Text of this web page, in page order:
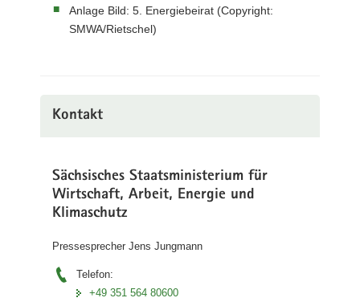
Anlage Bild: 5. Energiebeirat (Copyright:
SMWA/Rietschel)
Kontakt
Sächsisches Staatsministerium für
Wirtschaft, Arbeit, Energie und
Klimaschutz
Pressesprecher Jens Jungmann
Telefon:
+49 351 564 80600